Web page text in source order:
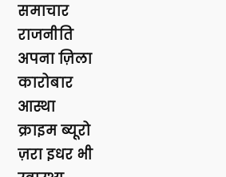
समाचार
राजनीति
अपना ज़िला
कारोबार
आस्था
क्राइम ब्यूरो
ज़रा इधर भी